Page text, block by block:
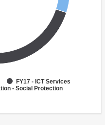
FY17 - ICT Services
- Social Protection